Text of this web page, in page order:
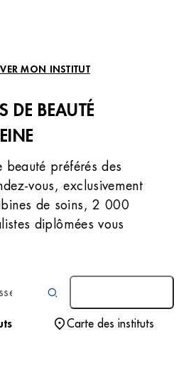
MON INSTITUT
DE BEAUTÉ
beauté préférés des
vous, exclusivement
de soins, 2 000
diplômées vous
Carte des instituts